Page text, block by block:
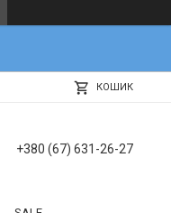
КОШИК
+380 (67) 631-26-27